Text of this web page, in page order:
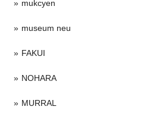
mukcyen
museum neu
FAKUI
NOHARA
MURRAL